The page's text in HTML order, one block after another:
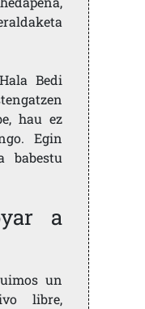
Bedi
hau ez
Egin
babestu
a
un
libre,